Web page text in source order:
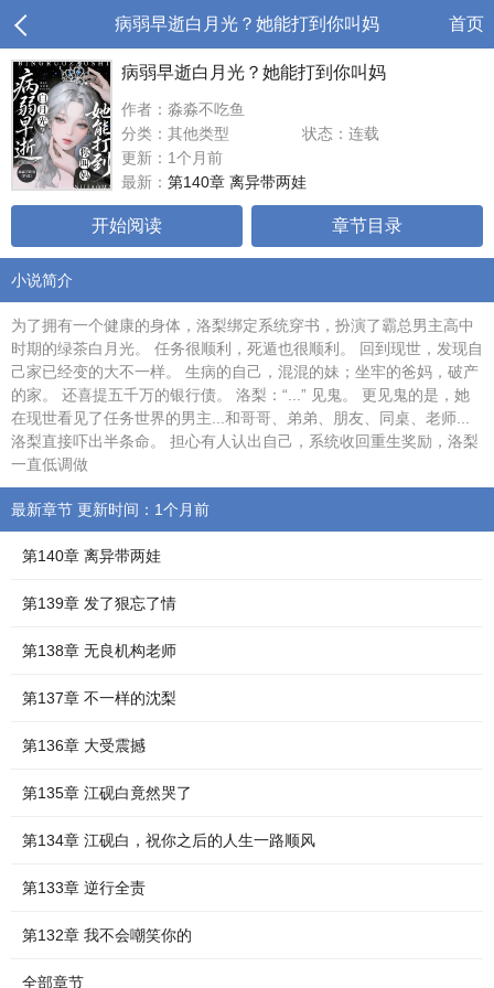
病弱早逝白月光？她能打到你叫妈 首页
病弱早逝白月光？她能打到你叫妈
作者：淼淼不吃鱼
分类：其他类型
状态：连载
更新：1个月前
最新： 第140章 离异带两娃
开始阅读 章节目录
小说简介
为了拥有一个健康的身体，洛梨绑定系统穿书，扮演了霸总男主高中
时期的绿茶白月光。 任务很顺利，死遁也很顺利。 回到现世，发现自
己家已经变的大不一样。 生病的自己，混混的妹；坐牢的爸妈，破产
的家。 还喜提五千万的银行债。 洛梨：“...” 见鬼。 更见鬼的是，她
在现世看见了任务世界的男主...和哥哥、弟弟、朋友、同桌、老师...
洛梨直接吓出半条命。 担心有人认出自己，系统收回重生奖励，洛梨
一直低调做
最新章节 更新时间：1个月前
第140章 离异带两娃
第139章 发了狠忘了情
第138章 无良机构老师
第137章 不一样的沈梨
第136章 大受震撼
第135章 江砚白竟然哭了
第134章 江砚白，祝你之后的人生一路顺风
第133章 逆行全责
第132章 我不会嘲笑你的
全部章节